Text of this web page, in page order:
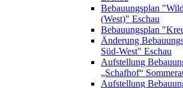
Bebauungsplan
(West)" Eschau
Bebauungsplan
Änderung
Süd-West" Eschau
Aufstellung
„Schafhof“
Aufstellung